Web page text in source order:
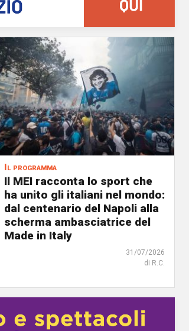
Il programma
Il MEI racconta lo sport che
ha unito gli italiani nel mondo:
dal centenario del Napoli alla
scherma ambasciatrice del
Made in Italy
31/07/2026
di R.C.